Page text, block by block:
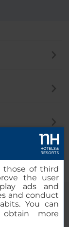
those of third
the user
ads and
and conduct
You can
more